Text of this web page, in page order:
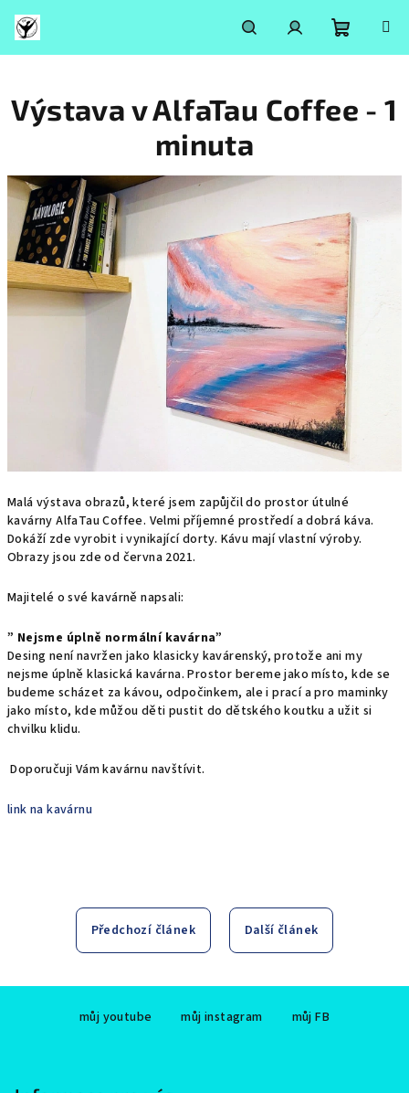
obsah
HledatPřihlášeníNákupní
košík
Výstava v AlfaTau Coffee - 1
minuta
Malá výstava obrazů, které jsem zapůjčil do prostor útulné
kavárnyAlfaTau Coffee. Velmi příjemné prostředí a dobrá káva.
Dokáží zde vyrobit i vynikající dorty. Kávu mají vlastní výroby.
Obrazy jsou zde od června 2021.
Majitelé o své kavárně napsali:
” Nejsme úplně normální kavárna”
Desing není navržen jako klasicky kavárenský, protože ani my
nejsme úplně klasická kavárna. Prostor bereme jako místo, kde se
budeme scházet za kávou, odpočinkem, ale i prací a pro maminky
jako místo, kde můžou děti pustit do dětského koutku a užit si
chvilku klidu.
Doporučuji Vám kavárnu navštívit.
link na kavárnu
Předchozí článek Další článek
můj youtube můj instagram můj FB